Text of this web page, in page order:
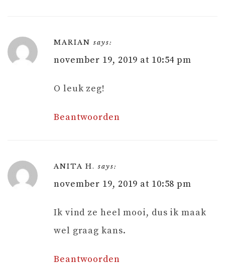
MARIAN says:
november 19, 2019 at 10:54 pm
O leuk zeg!
Beantwoorden
ANITA H. says:
november 19, 2019 at 10:58 pm
Ik vind ze heel mooi, dus ik maak
wel graag kans.
Beantwoorden